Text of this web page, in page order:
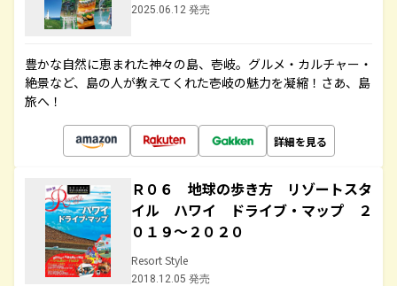
2025.06.12 発売
豊かな自然に恵まれた神々の島、壱岐。グルメ・カルチャー・
絶景など、島の人が教えてくれた壱岐の魅力を凝縮！さあ、島
旅へ！
詳細を見る
Ｒ０６ 地球の歩き方 リゾートスタ
イル ハワイ ドライブ・マップ ２
０１９～２０２０
Resort Style
2018.12.05 発売